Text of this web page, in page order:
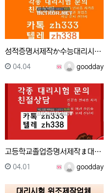
성적증명서제작か수능대리시험♀ 톡상담zh333-텔레zh3…
등록자 goodday
등록일
04.04
고등학교졸업증명서제작ま대리시험㎵◈ 톡zh333 & 텔레…
등록자 goodday
등록일
04.01